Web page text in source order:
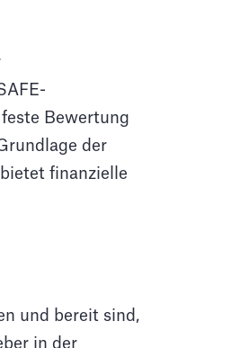
Bewertung
der
finanzielle
und bereit sind,
in der